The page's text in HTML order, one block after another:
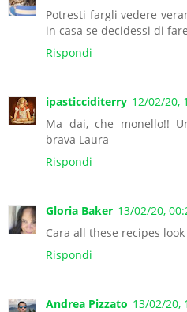
Potresti fargli vedere
in casa se decidessi di
Rispondi
ipasticciditerry 12/02/20,
Ma dai, che monello!!
brava Laura
Rispondi
Gloria Baker 13/02/20,
Cara all these recipes
Rispondi
Andrea Pizzato 13/02/20,